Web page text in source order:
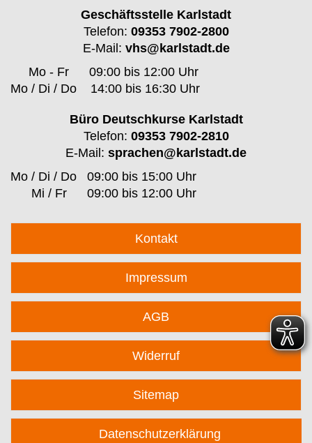
Geschäftsstelle Karlstadt
Telefon: 09353 7902-2800
E-Mail: vhs@karlstadt.de
Mo - Fr
09:00 bis 12:00 Uhr
Mo / Di / Do
14:00 bis 16:30 Uhr
Büro Deutschkurse Karlstadt
Telefon: 09353 7902-2810
E-Mail: sprachen@karlstadt.de
Mo / Di / Do 09:00 bis 15:00 Uhr
Mi / Fr
09:00 bis 12:00 Uhr
Kontakt
Impressum
AGB
Widerruf
Sitemap
Datenschutzerklärung